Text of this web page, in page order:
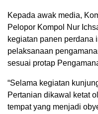
Kepada awak media,
Pelopor Kompol Nur
kegiatan panen perdana
pelaksanaan
sesuai protap
“Selama kegiatan
Pertanian dikawal ketat
tempat yang menjadi